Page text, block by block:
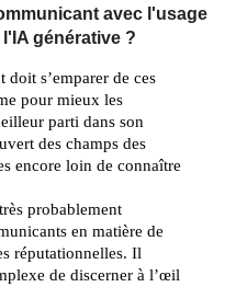
avec l'usage
générative ?
s’emparer de ces
pour mieux les
parti dans son
des champs des
encore loin de connaître
probablement
en matière de
réputationnelles. Il
de discerner à l’œil